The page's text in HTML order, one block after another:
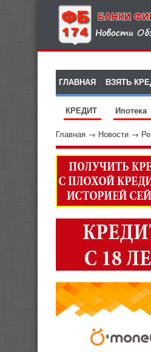
ГЛАВНАЯ ВЗЯТЬ
КРЕДИТ Ипотека
Главная → Новости →